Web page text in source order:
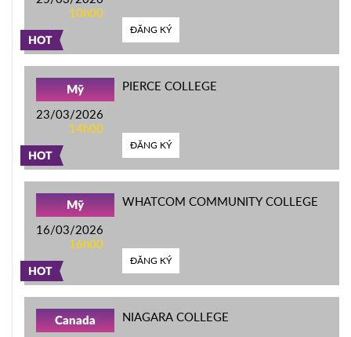
HOT
10h00
ĐĂNG KÝ
HOT
Mỹ
23/03/2026
14h00
PIERCE COLLEGE
ĐĂNG KÝ
HOT
Mỹ
16/03/2026
16h00
WHATCOM COMMUNITY COLLEGE
ĐĂNG KÝ
Canada NIAGARA COLLEGE